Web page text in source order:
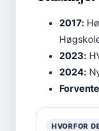
2017:
2023:
2024:
HVORFOR